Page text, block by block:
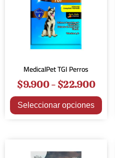
MedicalPet TGI Perros
$9.900-$22.900
Seleccionar opciones